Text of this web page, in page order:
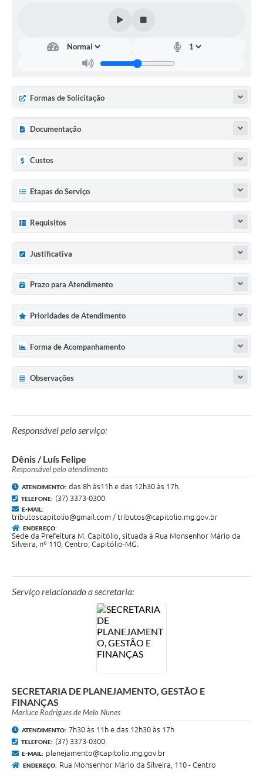
Carta de Serviços
Acesso à Informação
Contato
Formas de Solicitação
Documentação
Custos
Etapas do Serviço
Requisitos
Justificativa
Prazo para Atendimento
Prioridades de Atendimento
Forma de Acompanhamento
Observações
Responsável pelo serviço:
Dênis / Luís Felipe
Responsável pelo atendimento
ATENDIMENTO: das 8h às11h e das 12h30 às 17h.
TELEFONE: (37) 3373-0300
E-MAIL:
tributoscapitolio@gmail.com / tributos@capitolio.mg.gov.br
ENDEREÇO:
Sede da Prefeitura M. Capitólio, situada à Rua Monsenhor Mário da
Silveira, nº 110, Centro, Capitólio-MG.
Serviço relacionado a secretaria:
SECRETARIA DE PLANEJAMENTO, GESTÃO E
FINANÇAS
Marluce Rodrigues de Melo Nunes
ATENDIMENTO: 7h30 às 11h e das 12h30 às 17h
TELEFONE: (37) 3373-0300
E-MAIL: planejamento@capitolio.mg.gov.br
ENDEREÇO: Rua Monsenhor Mário da Silveira, 110 - Centro